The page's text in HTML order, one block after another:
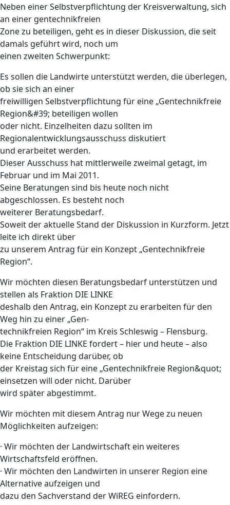
Neben einer Selbstverpflichtung der Kreisverwaltung, sich
an einer gentechnikfreien
Zone zu beteiligen, geht es in dieser Diskussion, die seit
damals geführt wird, noch um
einen zweiten Schwerpunkt:
Es sollen die Landwirte unterstützt werden, die überlegen,
ob sie sich an einer
freiwilligen Selbstverpflichtung für eine „Gentechnikfreie
Region&#39; beteiligen wollen
oder nicht. Einzelheiten dazu sollten im
Regionalentwicklungsausschuss diskutiert
und erarbeitet werden.
Dieser Ausschuss hat mittlerweile zweimal getagt, im
Februar und im Mai 2011.
Seine Beratungen sind bis heute noch nicht
abgeschlossen. Es besteht noch
weiterer Beratungsbedarf.
Soweit der aktuelle Stand der Diskussion in Kurzform. Jetzt
leite ich direkt über
zu unserem Antrag für ein Konzept „Gentechnikfreie
Region“.
Wir möchten diesen Beratungsbedarf unterstützen und
stellen als Fraktion DIE LINKE
deshalb den Antrag, ein Konzept zu erarbeiten für den
Weg hin zu einer „Gen-
technikfreien Region“ im Kreis Schleswig – Flensburg.
Die Fraktion DIE LINKE fordert – hier und heute – also
keine Entscheidung darüber, ob
der Kreistag sich für eine „Gentechnikfreie Region&quot;
einsetzen will oder nicht. Darüber
wird später abgestimmt.
Wir möchten mit diesem Antrag nur Wege zu neuen
Möglichkeiten aufzeigen:
· Wir möchten der Landwirtschaft ein weiteres
Wirtschaftsfeld eröffnen.
· Wir möchten den Landwirten in unserer Region eine
Alternative aufzeigen und
dazu den Sachverstand der WiREG einfordern.